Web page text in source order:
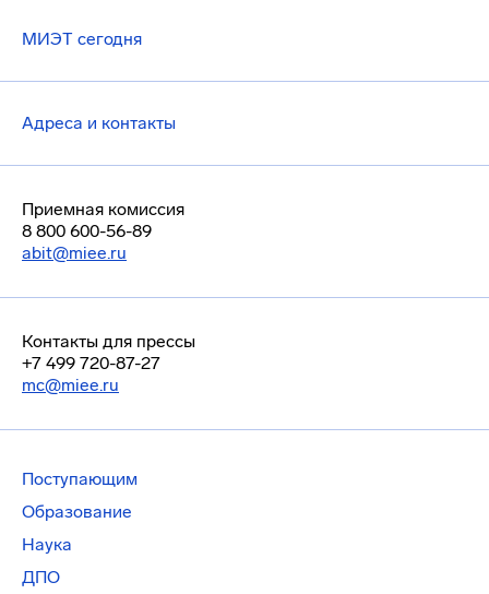
МИЭТ сегодня
Адреса и контакты
Приемная комиссия
8 800 600-56-89
abit@miee.ru
Контакты для прессы
+7 499 720-87-27
mc@miee.ru
Поступающим
Образование
Наука
ДПО